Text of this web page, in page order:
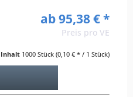
ab 95,38 € *
Preis pro VE
Inhalt 1000 Stück (0,10 € * / 1 Stück)